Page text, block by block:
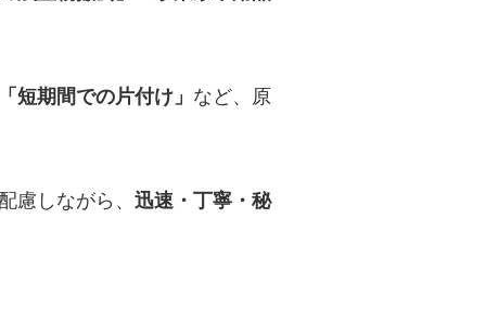
短期間での片付け」 など、原
慮しながら、 迅速・丁寧・秘